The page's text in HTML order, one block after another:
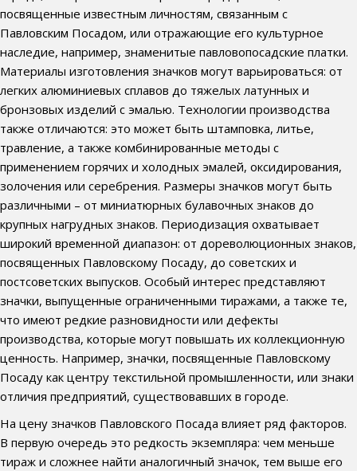
посвященные известным личностям, связанным с
Павловским Посадом, или отражающие его культурное
наследие, например, знаменитые павловопосадские платки.
Материалы изготовления значков могут варьироваться: от
легких алюминиевых сплавов до тяжелых латунных и
бронзовых изделий с эмалью. Технологии производства
также отличаются: это может быть штамповка, литье,
травление, а также комбинированные методы с
применением горячих и холодных эмалей, оксидирования,
золочения или серебрения. Размеры значков могут быть
различными – от миниатюрных булавочных знаков до
крупных нагрудных знаков. Периодизация охватывает
широкий временной диапазон: от дореволюционных знаков,
посвященных Павловскому Посаду, до советских и
постсоветских выпусков. Особый интерес представляют
значки, выпущенные ограниченными тиражами, а также те,
что имеют редкие разновидности или дефекты
производства, которые могут повышать их коллекционную
ценность. Например, значки, посвященные Павловскому
Посаду как центру текстильной промышленности, или знаки
отличия предприятий, существовавших в городе.
На цену значков Павловского Посада влияет ряд факторов.
В первую очередь это редкость экземпляра: чем меньше
тираж и сложнее найти аналогичный значок, тем выше его